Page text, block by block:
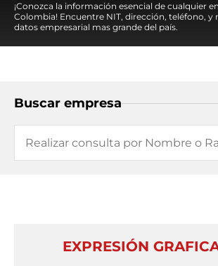
¡Conozca la información esencial de cualquier
Colombia! Encuentre NIT, dirección, teléfono, y
datos empresarial mas grande del país.
Buscar empresa
EXPRESIÓN